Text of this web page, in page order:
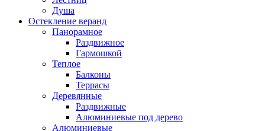
Душа
Остекление веранд
Панорамное
Раздвижное
Гармошкой
Теплое
Балконы
Террасы
Деревянные
Раздвижные
Алюминиевые под дерево
Алюминиевые